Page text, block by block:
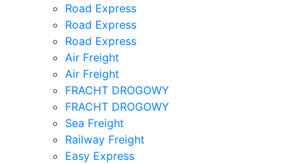
Road Express
Road Express
Road Express
Air Freight
Air Freight
FRACHT DROGOWY
FRACHT DROGOWY
Sea Freight
Railway Freight
Easy Express